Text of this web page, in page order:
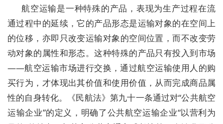
航空运输是一种特殊的产品，表现为生产过程在流
通过程中的延续，它的产品形态是运输对象的在空间上
的位移，亦即只改变运输对象的空间位置，而不改变劳
动对象的属性和形态。这种特殊的产品只有投入到市场
――航空运输市场进行交换，通过航空运输使用人的购
买行为，才体现出其价值和使用价值，从而完成商品属
性的自身转化。《民航法》第九十一条通过对“公共航空
运输企业”的定义，明确了公共航空运输企业“以营利为